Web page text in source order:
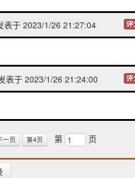
表于 2023/1/26 21:27:04 评
表于 2023/1/26 21:24:00 评
一页 第4页 第 页